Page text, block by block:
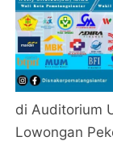
di Auditorium
Lowongan